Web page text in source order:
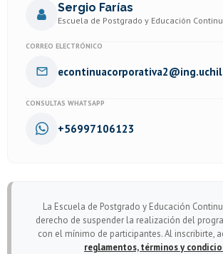
Sergio Farías
Escuela de Postgrado y Educación
CORREO ELECTRÓNICO
CONSULTAS WHATSAPP
+56997106123
La Escuela de Postgrado y Educación
derecho de suspender la realización del
con el mínimo de participantes. Al inscribirte,
reglamentos, términos y